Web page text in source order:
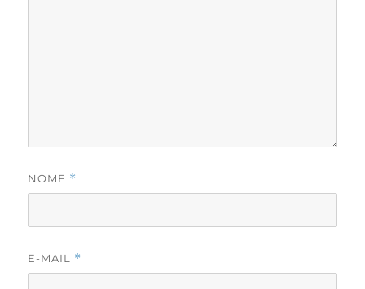
NOME *
E-MAIL *